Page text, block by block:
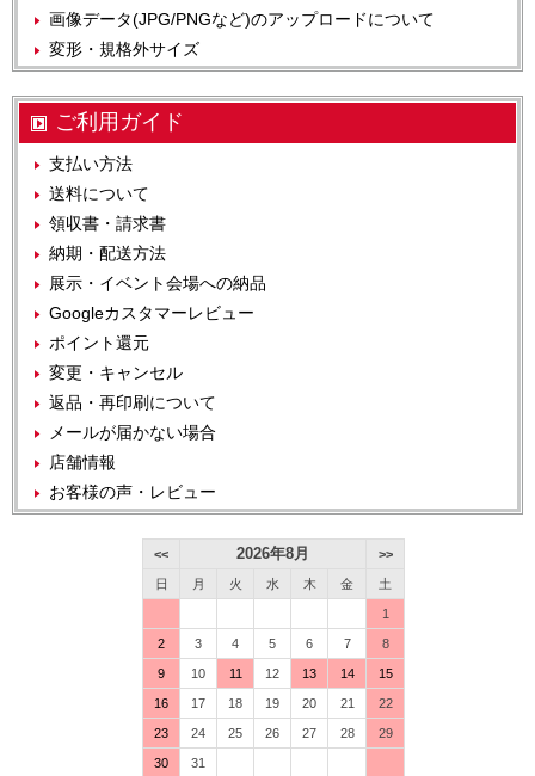
画像データ(JPG/PNGなど)のアップロードについて
変形・規格外サイズ
ご利用ガイド
支払い方法
送料について
領収書・請求書
納期・配送方法
展示・イベント会場への納品
Googleカスタマーレビュー
ポイント還元
変更・キャンセル
返品・再印刷について
メールが届かない場合
店舗情報
お客様の声・レビュー
<< 2026年8月 >>
日 月 火 水 木 金 土
1
2 3 4 5 6 7 8
9 10 11 12 13 14 15
16 17 18 19 20 21 22
23 24 25 26 27 28 29
30 31